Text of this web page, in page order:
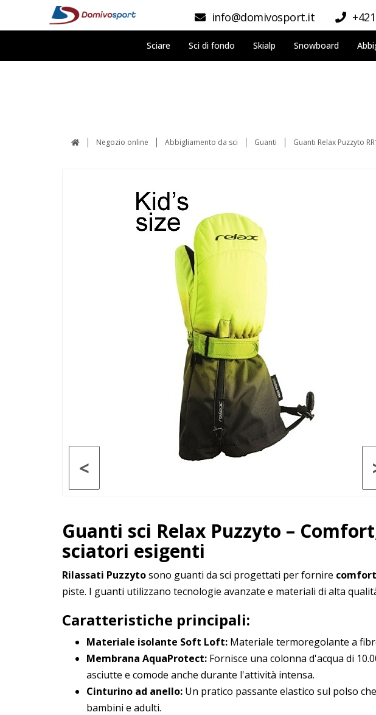
info@domivosport.it
Sciare Sci di fondo Skialp Snowboard
Negozio online Abbigliamento da sci Guanti Guanti Relax Puzzyto
<
Guanti sci Relax Puzzyto –
sciatori esigenti
Rilassati Puzzytosono guanti da sci progettati per fornire
piste. I guanti utilizzano tecnologie avanzate e materiali di alta
Caratteristiche principali:
Materiale isolante Soft Loft: Materiale termoregolante a
Membrana AquaProtect: Fornisce una colonna d'acqua di
asciutte e comode anche durante l'attività intensa.
Cinturino ad anello: Un pratico passante elastico sul polso
bambini e adulti.